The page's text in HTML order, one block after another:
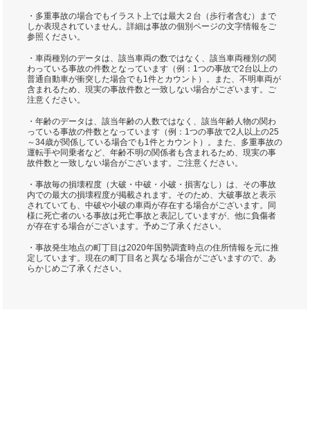
・多重事故の場合でもイラスト上では最大２台（歩行者含む）まで
しか表現されていません。詳細は事故の個別ページの文字情報をご
参照ください。
・車両種別のデータは、該当車両の数ではなく、該当車両種別の関
わっている事故の件数となっています（例：1つの事故で2台以上の
普通自動車が衝突した場合でも1件とカウント）。また、不明車両が
含まれるため、現実の事故件数と一致しない場合がございます。ご
注意ください。
・年齢のデータは、該当年齢の人数ではなく、該当年齢人物の関わ
っている事故の件数となっています（例：1つの事故で2人以上の25
～34歳が関係している場合でも1件とカウント）。また、多重事故の
運転手や同乗者など、年齢不明の関係者も含まれるため、現実の事
故件数と一致しない場合がございます。ご注意ください。
・事故毎の損壊程度（大破・中破・小破・損害なし）は、その事故
内での最大の損壊程度が掲載されます。そのため、大破事故と表示
されていても、中破や小破の車両が存在する場合がございます。同
様に死亡者のいる事故は死亡事故と表記していますが、他に負傷者
が存在する場合がございます。予めご了承ください。
・事故発生地点の町丁目は2020年国勢調査時点の住所情報を元に推
定しています。現在の町丁目名と異なる場合がございますので、あ
らかじめご了承ください。